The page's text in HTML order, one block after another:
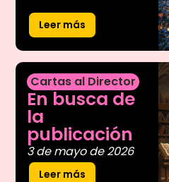
Leer más
Cartas al Director
En busca de
la
publicación
3 de mayo de 2026
Leer más